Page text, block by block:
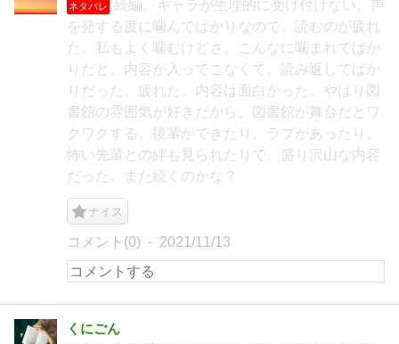
ネタバレ
続編。キャラが生理的に受け付けない。声
を発する度に噛んでばかりなので、読むのが疲れ
た。私もよく噛むけどさ。こんなに噛まれてばか
りだと、内容が入ってこなくて。読み返してばか
りだった。疲れた。内容は面白かった。やはり図
書館の雰囲気が好きだから、図書館が舞台だとワ
クワクする。後輩ができたり、ラブがあったり、
怖い先輩との絆も見られたりで、盛り沢山な内容
だった。また続くのかな？
ナイス
コメント(0) 2021/11/13
くにごん